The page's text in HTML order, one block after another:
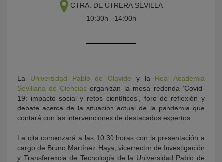
CTRA. DE UTRERA SEVILLA
10:30h - 14:00h
La Universidad Pablo de Olavide y la Real Academia
Sevillana de Cienciasorganizan la mesa redonda ‘Covid-
19: impacto social y retos científicos’, foro de reflexión y
debate acerca de la situación actual de la pandemia que
contará con las intervenciones de destacados expertos.
La cita comenzará a las 10:30 horas con la presentación a
cargo de Bruno Martínez Haya, vicerrector de Investigación
y Transferencia de Tecnología de la Universidad Pablo de